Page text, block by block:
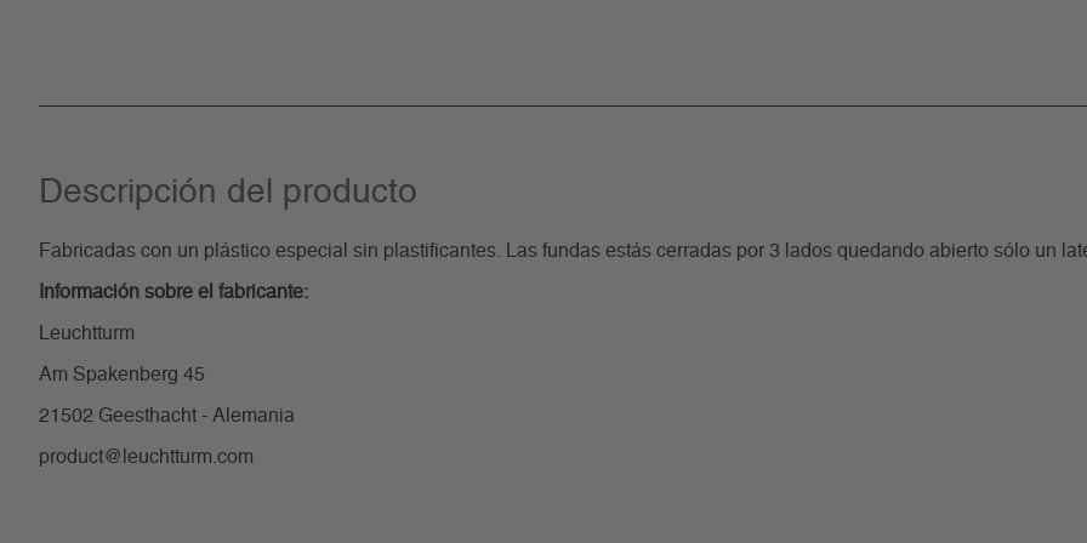
Descripción del producto
Fabricadas con un plástico especial sin plastificantes. Las fundas estás cerradas por 3 lados quedando abierto sólo un
Información sobre el fabricante:
Leuchtturm
Am Spakenberg 45
21502 Geesthacht - Alemania
product@leuchtturm.com